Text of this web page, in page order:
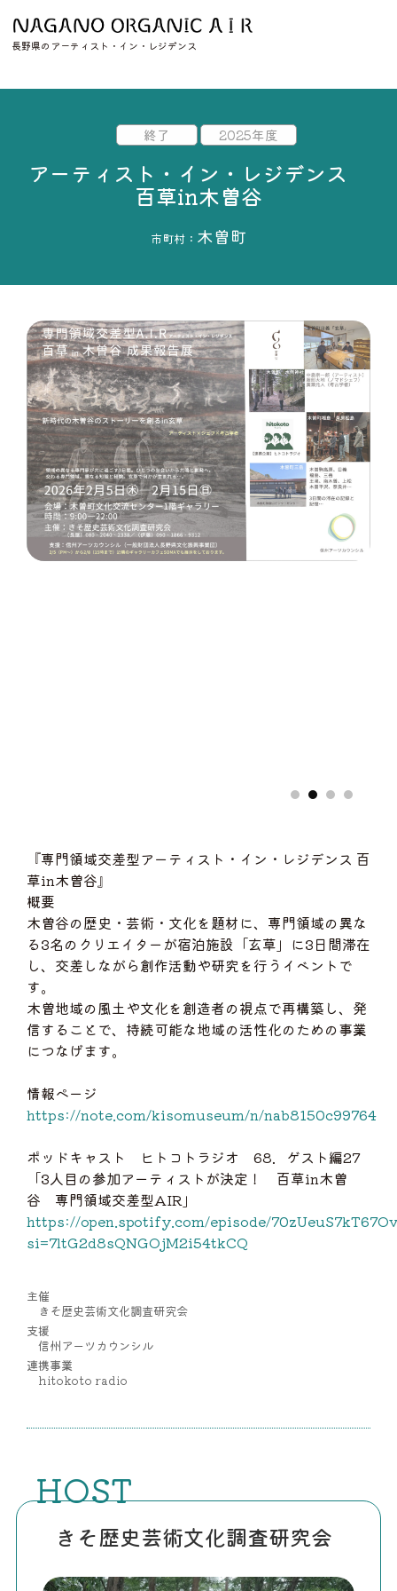
長野県のアーティスト・イン・レジデンス
終了 2025年度
アーティスト・イン・レジデンス
百草in木曽谷
市町村： 木曽町
『専門領域交差型アーティスト・イン・レジデンス 百
草in木曽谷』
概要
木曽谷の歴史・芸術・文化を題材に、専門領域の異な
る3名のクリエイターが宿泊施設「玄草」に3日間滞在
し、交差しながら創作活動や研究を行うイベントで
す。
木曽地域の風土や文化を創造者の視点で再構築し、発
信することで、持続可能な地域の活性化のための事業
につなげます。
情報ページ
https://note.com/kisomuseum/n/nab8150c99764
ポッドキャスト ヒトコトラジオ 68．ゲスト編27
「3人目の参加アーティストが決定！ 百草in木曽
谷 専門領域交差型AIR」
https://open.spotify.com/episode/
si=7ltG2d8sQNGOjM2i54tkCQ
主催
きそ歴史芸術文化調査研究会
支援
信州アーツカウンシル
連携事業
hitokoto radio
HOST
きそ歴史芸術文化調査研究会